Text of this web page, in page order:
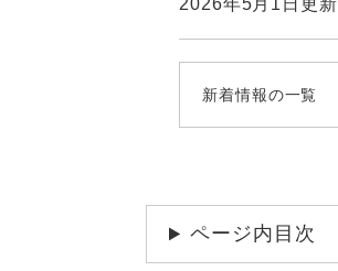
2026年5月1日更新
新着情報の一覧
ページ内目次